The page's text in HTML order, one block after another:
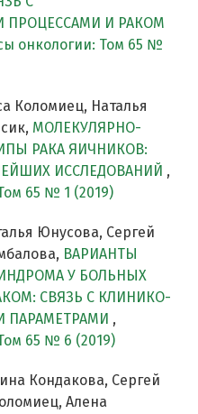
И РАКОМ
онкологии: Том 65 №
Коломиец, Наталья
МОЛЕКУЛЯРНО-
РАКА ЯИЧНИКОВ:
ИССЛЕДОВАНИЙ ,
65 № 1 (2019)
Юнусова, Сергей
ВАРИАНТЫ
У БОЛЬНЫХ
СВЯЗЬ С КЛИНИКО-
,
65 № 6 (2019)
Кондакова, Сергей
Алена